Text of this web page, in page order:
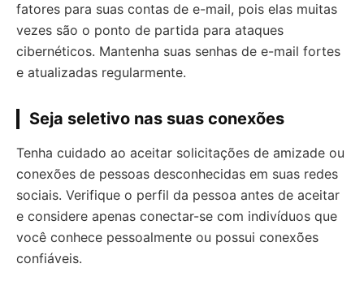
fatores para suas contas de e-mail, pois elas muitas
vezes são o ponto de partida para ataques
cibernéticos. Mantenha suas senhas de e-mail fortes
e atualizadas regularmente.
Seja seletivo nas suas conexões
Tenha cuidado ao aceitar solicitações de amizade ou
conexões de pessoas desconhecidas em suas redes
sociais. Verifique o perfil da pessoa antes de aceitar
e considere apenas conectar-se com indivíduos que
você conhece pessoalmente ou possui conexões
confiáveis.